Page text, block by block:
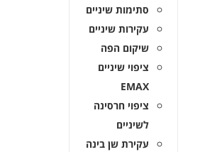
סתימות שיניים
עקירות שיניים
שיקום הפה
ציפוי שיניים
ציפוי חרסינה
עקירת שן בינה